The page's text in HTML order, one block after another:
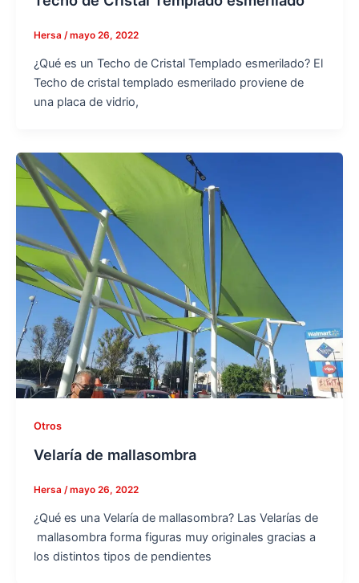
Hersa /mayo 26, 2022
¿Qué es un Techo de Cristal Templado esmerilado? El
Techo de cristal templado esmerilado proviene de
una placa de vidrio,
Otros
Velaría de mallasombra
Hersa /mayo 26, 2022
¿Qué es una Velaría de mallasombra? Las Velarías de
mallasombra forma figuras muy originales gracias a
los distintos tipos de pendientes